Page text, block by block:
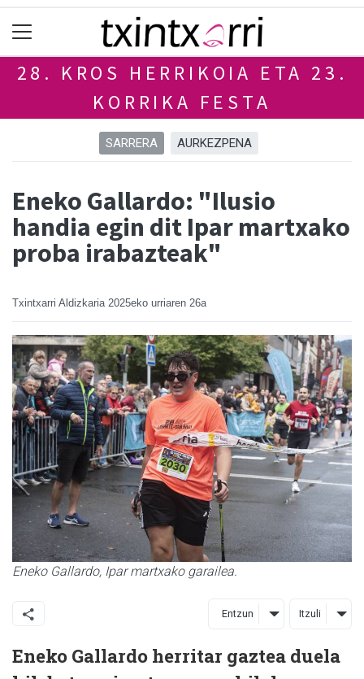
28. KROS HERRIKOIA ETA 23.
KORRIKA FESTA
SARRERA AURKEZPENA
Eneko Gallardo: "Ilusio
handia egin dit Ipar martxako
proba irabazteak"
Txintxarri Aldizkaria 2025eko urriaren 26a
Eneko Gallardo, Ipar martxako garailea.
Entzun Itzuli
Eneko Gallardo herritar gaztea duela